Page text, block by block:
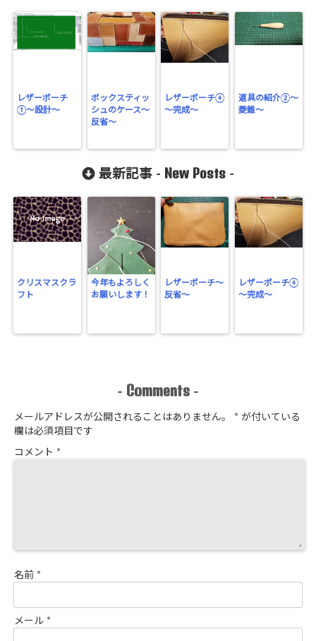
レザーポーチ
①〜設計〜
ボックスティッ
シュのケース～
反省～
レザーポーチ④
～完成～
道具の紹介②～
菱錐～
最新記事 - New Posts -
クリスマスクラ
フト
今年もよろしく
お願いします！
レザーポーチ～
反省～
レザーポーチ④
～完成～
- Comments -
メールアドレスが公開されることはありません。 * が付いている
欄は必須項目です
コメント *
名前 *
メール *